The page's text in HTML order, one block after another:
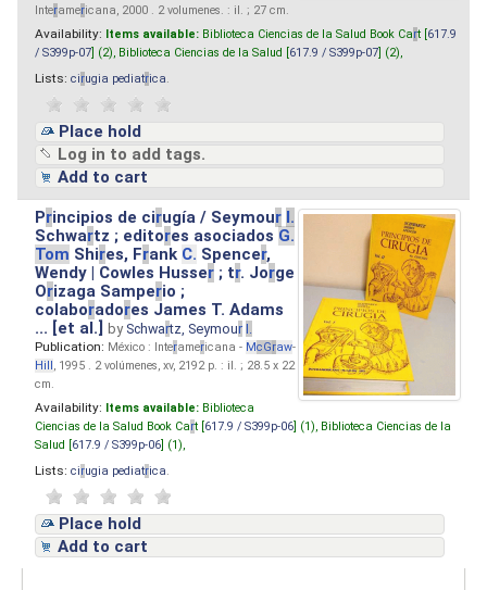
Interamericana, 2000 . 2 volumenes. : il. ; 27 cm.
Availability: Items available: Biblioteca Ciencias de la Salud Book Cart [ 617.9
/ S399p-07 ] (2), Biblioteca Ciencias de la Salud [ 617.9 / S399p-07 ] (2),
Lists: cirugia pediatrica
Place hold
Log in to add tags.
Add to cart
Principios de cirugía / Seymour I.
Schwartz ; editores asociados G.
Tom Shires, Frank C. Spencer,
Wendy | Cowles Husser ; tr. Jorge
Orizaga Samperio ;
colaboradores James T. Adams
... [et al.]by Schwartz, Seymour I.
Publication: México : Interamericana - McGraw-
Hill, 1995 . 2 volúmenes, xv, 2192 p. : il. ; 28.5 x 22
cm.
Availability: Items available: Biblioteca
Ciencias de la Salud Book Cart [ 617.9 / S399p-06 ] (1), Biblioteca Ciencias de la
Salud [ 617.9 / S399p-06 ] (1),
Lists: cirugia pediatrica
Place hold
Add to cart